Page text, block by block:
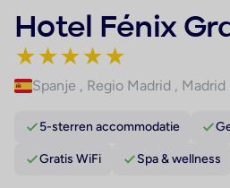
Hotel Fénix
★★★★★
Spanje , Regio Madrid , Madrid
5-sterren accommodatie
Gratis WiFi Spa & wellness